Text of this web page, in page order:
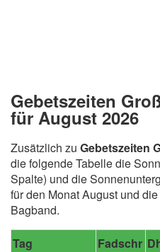
Gebetszeiten
für August 2026
Zusätzlich zu Gebetszeiten
die folgende Tabelle die
Spalte) und die
für den Monat August und
Bagband.
Tag Fadschr